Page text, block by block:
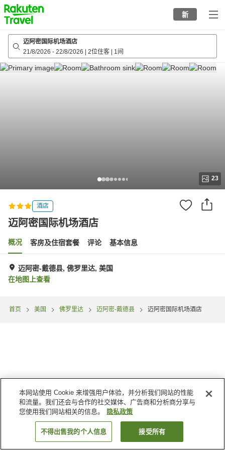
to
top
page
新
迈阿密国际机场酒店
21/8/2026 - 22/8/2026 2位住客 1间
23
酒店
迈阿密国际机场酒店
概况 客房及住宿套餐 评论 基本信息
迈阿密-戴德县, 佛罗里达, 美国
在地图上查看
首页 美国 佛罗里达 迈阿密-戴德县 迈阿密国际机场酒店
搜索客房
本网站使用 Cookie 来增强用户体验，并分析我们网站的性能
和流量。我们还会与合作的社交媒体、广告商和分析商分享与
您使用我们网站相关的信息。
隐私政策
不得出售我的个人信息 接受所有